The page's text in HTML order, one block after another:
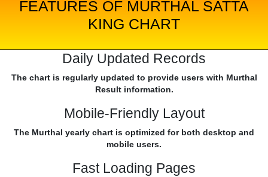
FEATURES OF MURTHAL SATTA
KING CHART
Daily Updated Records
The chart is regularly updated to provide users with Murthal
Result information.
Mobile-Friendly Layout
The Murthal yearly chart is optimized for both desktop and
mobile users.
Fast Loading Pages